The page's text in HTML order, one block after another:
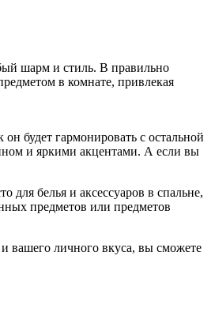
шарм и стиль. В правильно
в комнате, привлекая
будет гармонировать с остальной
и яркими акцентами. А если вы
белья и аксессуаров в спальне,
предметов или предметов
и вашего личного вкуса, вы сможете